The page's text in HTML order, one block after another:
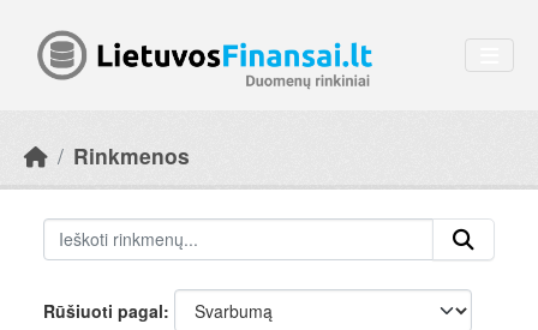
Rinkmenos
Rūšiuoti pagal